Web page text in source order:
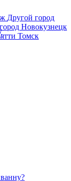
Другой город
Новокузнецк
Томск